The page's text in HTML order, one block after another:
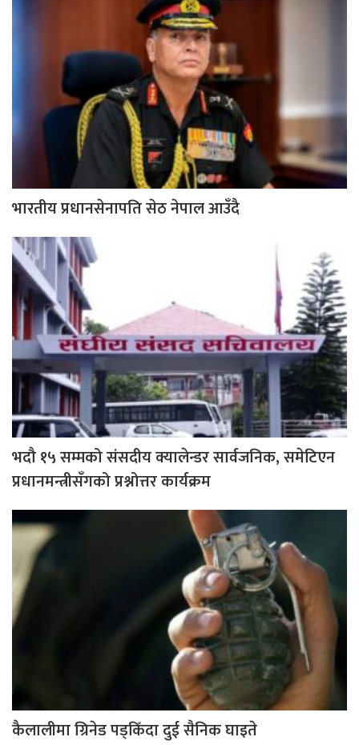
भारतीय प्रधानसेनापति सेठ नेपाल आउँदै
भदौ १५ सम्मको संसदीय क्यालेन्डर सार्वजनिक, समेटिएन
प्रधानमन्त्रीसँगको प्रश्नोत्तर कार्यक्रम
कैलालीमा ग्रिनेड पड्किँदा दुई सैनिक घाइते